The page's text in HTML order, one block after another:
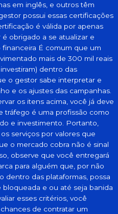
em inglês, e outros têm
possui essas certificações
é válida por apenas
obrigado a se atualizar e
É comum que um
mais de 300 mil reais
dentro das
o gestor sabe interpretar e
e os ajustes das campanhas.
os itens acima, você já deve
tráfego é uma profissão como
e investimento. Portanto,
serviços por valores que
o mercado cobra não é sinal
observe que você entregará
para alguém que, por não
dentro das plataformas, possa
e ou até seja banida
esses critérios, você
de contratar um